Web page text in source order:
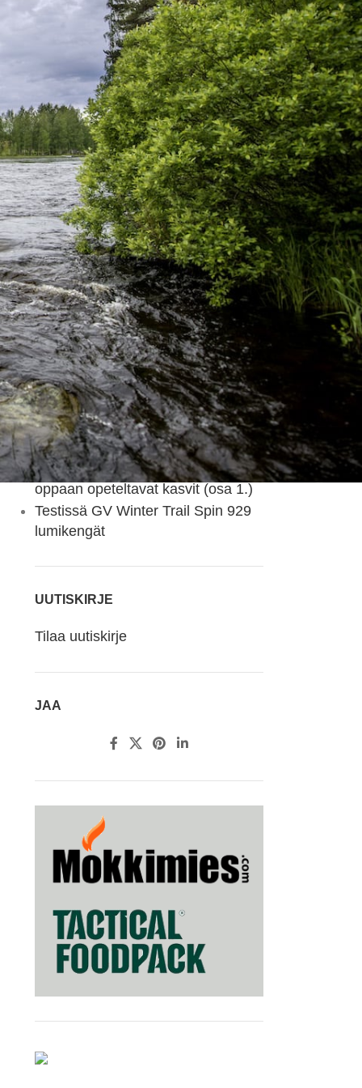
UUSIMMAT KIRJOITUKSET
Majoitu taivasalla – Testissä
Nordisk Gormsson Curve
makuupussi ja monikäyttöinen
Jorund Tech Bivy
Testissä Meindl Dovre Extreme
GTX® wide vaellus- ja
metsästyskengät
Kasvio valokuvin – erä- ja luonto-
oppaan opeteltavat kasvit (osa 2.)
Metson soitimella
Suursiikaa arktisten tunturivesien
kevätjäiltä
Arvioitavana legendaarinen
Fjällräven Polar makuupussi
Testissä uudistunut Haglöfs L.I.M
GTX-kuoritakki
Devold Tuvegga Sport Air –
kaksipuolinen merinovillakerrasto
monipuoliseen käyttöön
Kasvio valokuvin – erä -ja luonto-
oppaan opeteltavat kasvit (osa 1.)
Testissä GV Winter Trail Spin 929
lumikengät
UUTISKIRJE
Tilaa uutiskirje
JAA